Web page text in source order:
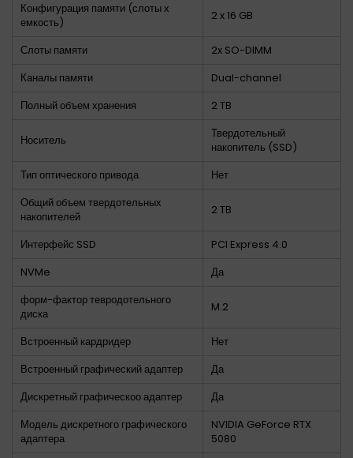
Конфигурация памяти (слоты х
емкость)
2 x 16 GB
Слоты памяти
2x SO-DIMM
Каналы памяти
Dual-channel
Полный объем хранения
2 TB
Носитель
Твердотельный
накопитель (SSD)
Тип оптического привода
Нет
Общий объем твердотельных
накопителей
2 TB
Интерфейс SSD
PCI Express 4.0
NVMe
Да
форм-фактор тевродотельного
диска
M.2
Встроенный кардридер
Нет
Встроенный графический адаптер
Да
Дискретный графическоо адаптер
Да
Модель дискретного графического
адаптера
NVIDIA GeForce RTX
5080